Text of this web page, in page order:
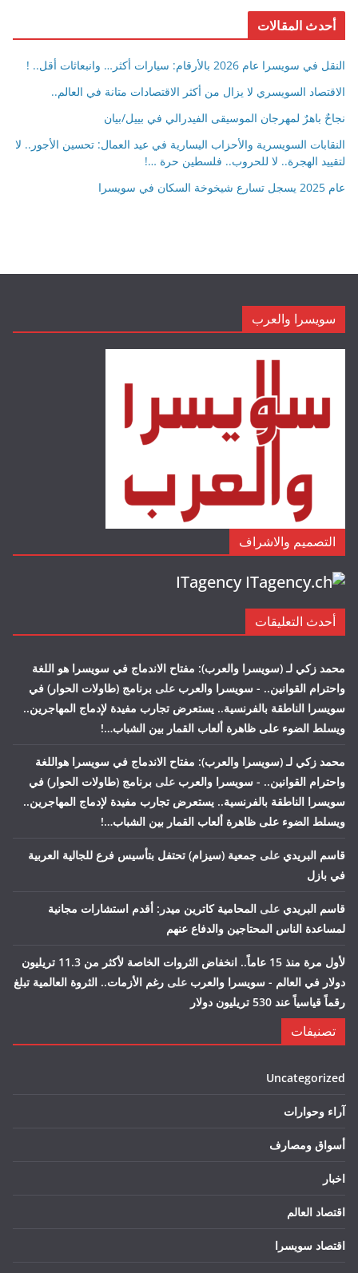
أحدث المقالات
النقل في سويسرا عام 2026 بالأرقام: سيارات أكثر… وانبعاثات أقل.. !
الاقتصاد السويسري لا يزال من أكثر الاقتصادات متانة في العالم..
نجاحٌ باهرٌ لمهرجان الموسيقى الفيدرالي في بييل/بيان
النقابات السويسرية والأحزاب اليسارية في عيد العمال: تحسين الأجور.. لا
لتقييد الهجرة.. لا للحروب.. فلسطين حرة …!
عام 2025 يسجل تسارع شيخوخة السكان في سويسرا
سويسرا والعرب
التصميم والاشراف
ITagency
أحدث التعليقات
محمد زكي لـ (سويسرا والعرب): مفتاح الاندماج في سويسرا هو اللغة
واحترام القوانين.. - سويسرا والعرب على برنامج (طاولات الحوار) في
سويسرا الناطقة بالفرنسية.. يستعرض تجارب مفيدة لإدماج المهاجرين..
ويسلط الضوء على ظاهرة ألعاب القمار بين الشباب…!
محمد زكي لـ (سويسرا والعرب): مفتاح الاندماج في سويسرا هواللغة
واحترام القوانين.. - سويسرا والعرب على برنامج (طاولات الحوار) في
سويسرا الناطقة بالفرنسية.. يستعرض تجارب مفيدة لإدماج المهاجرين..
ويسلط الضوء على ظاهرة ألعاب القمار بين الشباب…!
قاسم البريدي على جمعية (سيزام) تحتفل بتأسيس فرع للجالية العربية
في بازل
قاسم البريدي على المحامية كاترين ميدر: أقدم استشارات مجانية
لمساعدة الناس المحتاجين والدفاع عنهم
لأول مرة منذ 15 عاماً.. انخفاض الثروات الخاصة لأكثر من 11.3 تريليون
دولار في العالم - سويسرا والعرب على رغم الأزمات.. الثروة العالمية تبلغ
رقماً قياسياً عند 530 تريليون دولار
تصنيفات
Uncategorized
آراء وحوارات
أسواق ومصارف
اخبار
اقتصاد العالم
اقتصاد سويسرا